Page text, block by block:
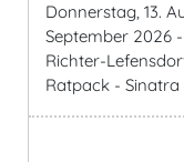
Donnerstag, 13.
September 2026
Richter-
Ratpack - Sinatra